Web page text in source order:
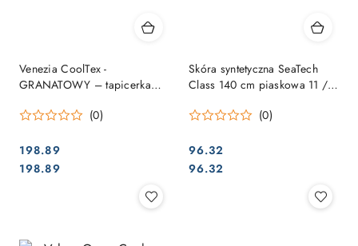
Venezia CoolTex -
GRANATOWY – tapicerka
wodę
(0)
Cena:
198.89
Cena:
198.89
Skóra syntetyczna SeaTech
Class 140 cm piaskowa 11 /
(0)
Cena:
96.32
Cena:
96.32